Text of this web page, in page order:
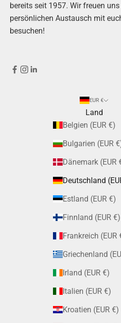
bereits seit 1957. Wir freuen
persönlichen Austausch mit
besuchen!
EUR €
Land
Belgien (EUR €)
Bulgarien
Estland (EUR €)
Finnland (EUR €)
Irland (EUR €)
Italien (EUR €)
Kroatien (EUR €)